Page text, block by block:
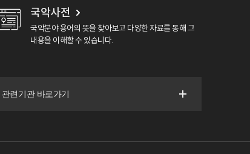
국악사전
국악분야 용어의 뜻을 찾아보고 다양한 자료를 통해 그
내용을 이해할 수 있습니다.